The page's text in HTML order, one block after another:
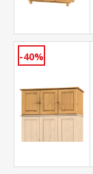
-40%